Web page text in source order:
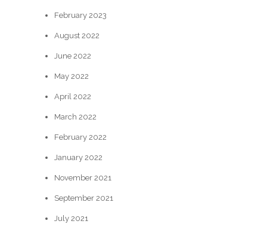
February 2023
August 2022
June 2022
May 2022
April 2022
March 2022
February 2022
January 2022
November 2021
September 2021
July 2021